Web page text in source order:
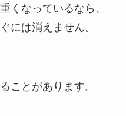
くなっているなら、
には消えません。
ことがあります。